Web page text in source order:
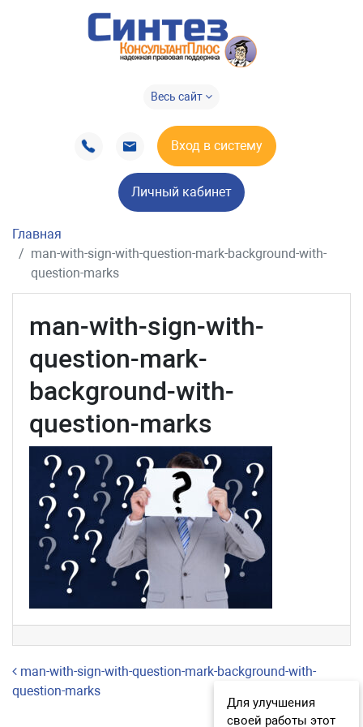
Весь сайт
Вход в систему
Личный кабинет
Главная
man-with-sign-with-question-mark-background-with-
question-marks
man-with-sign-with-
question-mark-
background-with-
question-marks
Навигация по записям
man-with-sign-with-question-mark-background-with-
question-marks
Для улучшения
своей работы этот